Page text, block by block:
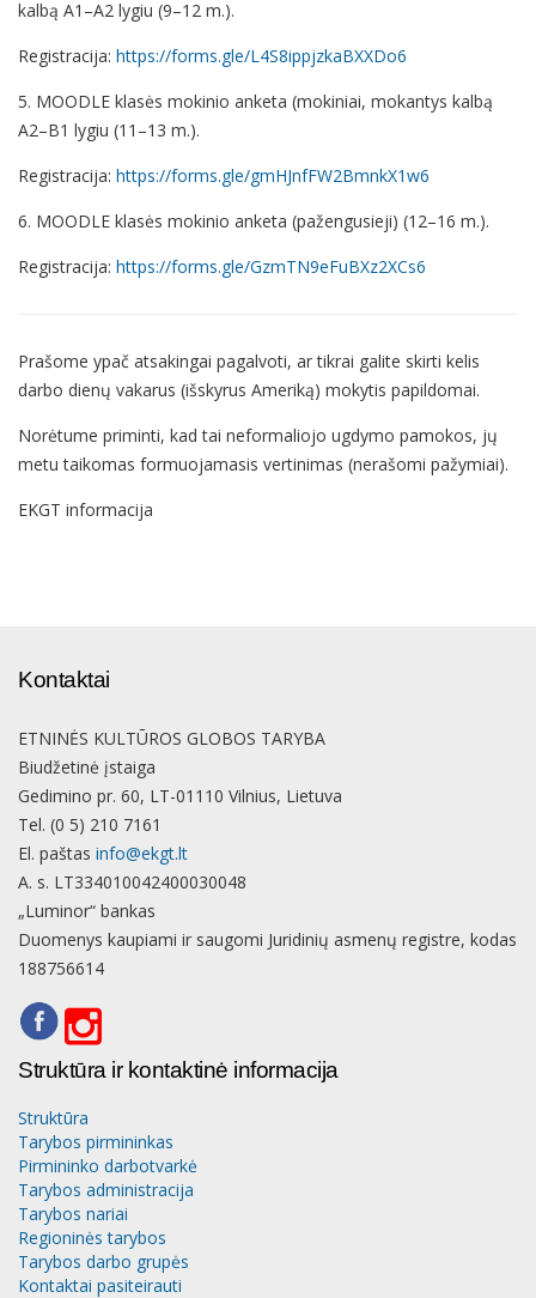
kalbą A1–A2 lygiu (9–12 m.).
Registracija: https://forms.gle/L4S8ippjzkaBXXDo6
5. MOODLE klasės mokinio anketa (mokiniai, mokantys kalbą
A2–B1 lygiu (11–13 m.).
Registracija: https://forms.gle/gmHJnfFW2BmnkX1w6
6. MOODLE klasės mokinio anketa (pažengusieji) (12–16 m.).
Registracija: https://forms.gle/GzmTN9eFuBXz2XCs6
Prašome ypač atsakingai pagalvoti, ar tikrai galite skirti kelis
darbo dienų vakarus (išskyrus Ameriką) mokytis papildomai.
Norėtume priminti, kad tai neformaliojo ugdymo pamokos, jų
metu taikomas formuojamasis vertinimas (nerašomi pažymiai).
EKGT informacija
Kontaktai
ETNINĖS KULTŪROS GLOBOS TARYBA
Biudžetinė įstaiga
Gedimino pr. 60, LT-01110 Vilnius, Lietuva
Tel. (0 5) 210 7161
El. paštas info@ekgt.lt
A. s. LT334010042400030048
„Luminor“ bankas
Duomenys kaupiami ir saugomi Juridinių asmenų registre, kodas
188756614
Struktūra ir kontaktinė informacija
Struktūra
Tarybos pirmininkas
Pirmininko darbotvarkė
Tarybos administracija
Tarybos nariai
Regioninės tarybos
Tarybos darbo grupės
Kontaktai pasiteirauti